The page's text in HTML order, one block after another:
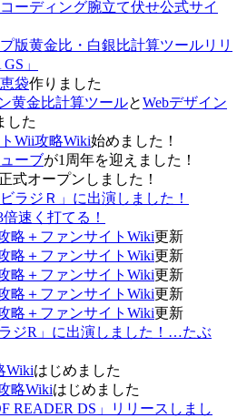
ーディング腕立て伏せ公式サイ
版黄金比・白銀比計算ツールリリ
」
袋作りました
黄金比計算ツールとWebデザイン
した
Wii攻略Wiki始めました！
ーブが1周年を迎えました！
正式オープンしました！
ラジＲ」に出演しました！
速く打てる！
略＋ファンサイトWiki更新
略＋ファンサイトWiki更新
略＋ファンサイトWiki更新
略＋ファンサイトWiki更新
略＋ファンサイトWiki更新
ジR」に出演しました！…たぶ
Wikiはじめました
略Wikiはじめました
READER DS」リリースしまし